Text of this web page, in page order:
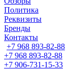
Политика
Реквизиты
Бренды
Контакты
+7 968 893-82-88
+7 968 893-82-88
+7 906-731-15-33